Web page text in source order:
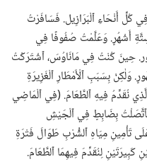
فِي كُلِّ أَنْحَاءِ ٱلْبَرَازِيل.‏ فَسَافَرْتُ
أَشْهُرٍ.‏ وَعَلَّمْتُ صُفُوفًا فِي
حِينَ كُنْتُ فِي مَانَاوُسَ،‏ ٱشْتَرَكْتُ
وَلٰكِنْ بِسَبَبِ ٱلْأَمْطَارِ ٱلْغَزِيرَةِ
نُقَدِّمُ فِيهِ ٱلطَّعَامَ.‏ (‏فِي ٱلْمَاضِي
بِضَابِطٍ فِي ٱلْجَيْشِ
تَأْمِينِ مِيَاهِ ٱلشُّرْبِ طَوَالَ فَتْرَةِ
لِنُقَدِّمَ فِيهِمَا ٱلطَّعَامَ.‏